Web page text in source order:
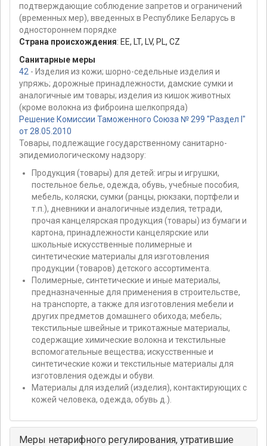
подтверждающие соблюдение запретов и ограничений
(временных мер), введенных в Республике Беларусь в
одностороннем порядке
Страна происхождения: EE, LT, LV, PL , CZ
Санитарные меры
42 - Изделия из кожи; шорно-седельные изделия и
упряжь; дорожные принадлежности, дамские сумки и
аналогичные им товары; изделия из кишок животных
(кроме волокна из фиброина шелкопряда)
Решение Комиссии Таможенного Союза № 299 "Раздел I"
от 28.05.2010
Товары, подлежащие государственному санитарно-
эпидемиологическому надзору:
Продукция (товары) для детей: игры и игрушки,
постельное белье, одежда, обувь, учебные пособия,
мебель, коляски, сумки (ранцы, рюкзаки, портфели и
т.п.), дневники и аналогичные изделия, тетради,
прочая канцелярская продукция (товары) из бумаги и
картона, принадлежности канцелярские или
школьные искусственные полимерные и
синтетические материалы для изготовления
продукции (товаров) детского ассортимента.
Полимерные, синтетические и иные материалы,
предназначенные для применения в строительстве,
на транспорте, а также для изготовления мебели и
других предметов домашнего обихода; мебель;
текстильные швейные и трикотажные материалы,
содержащие химические волокна и текстильные
вспомогательные вещества; искусственные и
синтетические кожи и текстильные материалы для
изготовления одежды и обуви.
Материалы для изделий (изделия), контактирующих с
кожей человека, одежда, обувь д.).
Меры нетарифного регулирования, утратившие